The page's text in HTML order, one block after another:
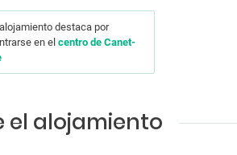
destaca por
en el centro de Canet-
el alojamiento